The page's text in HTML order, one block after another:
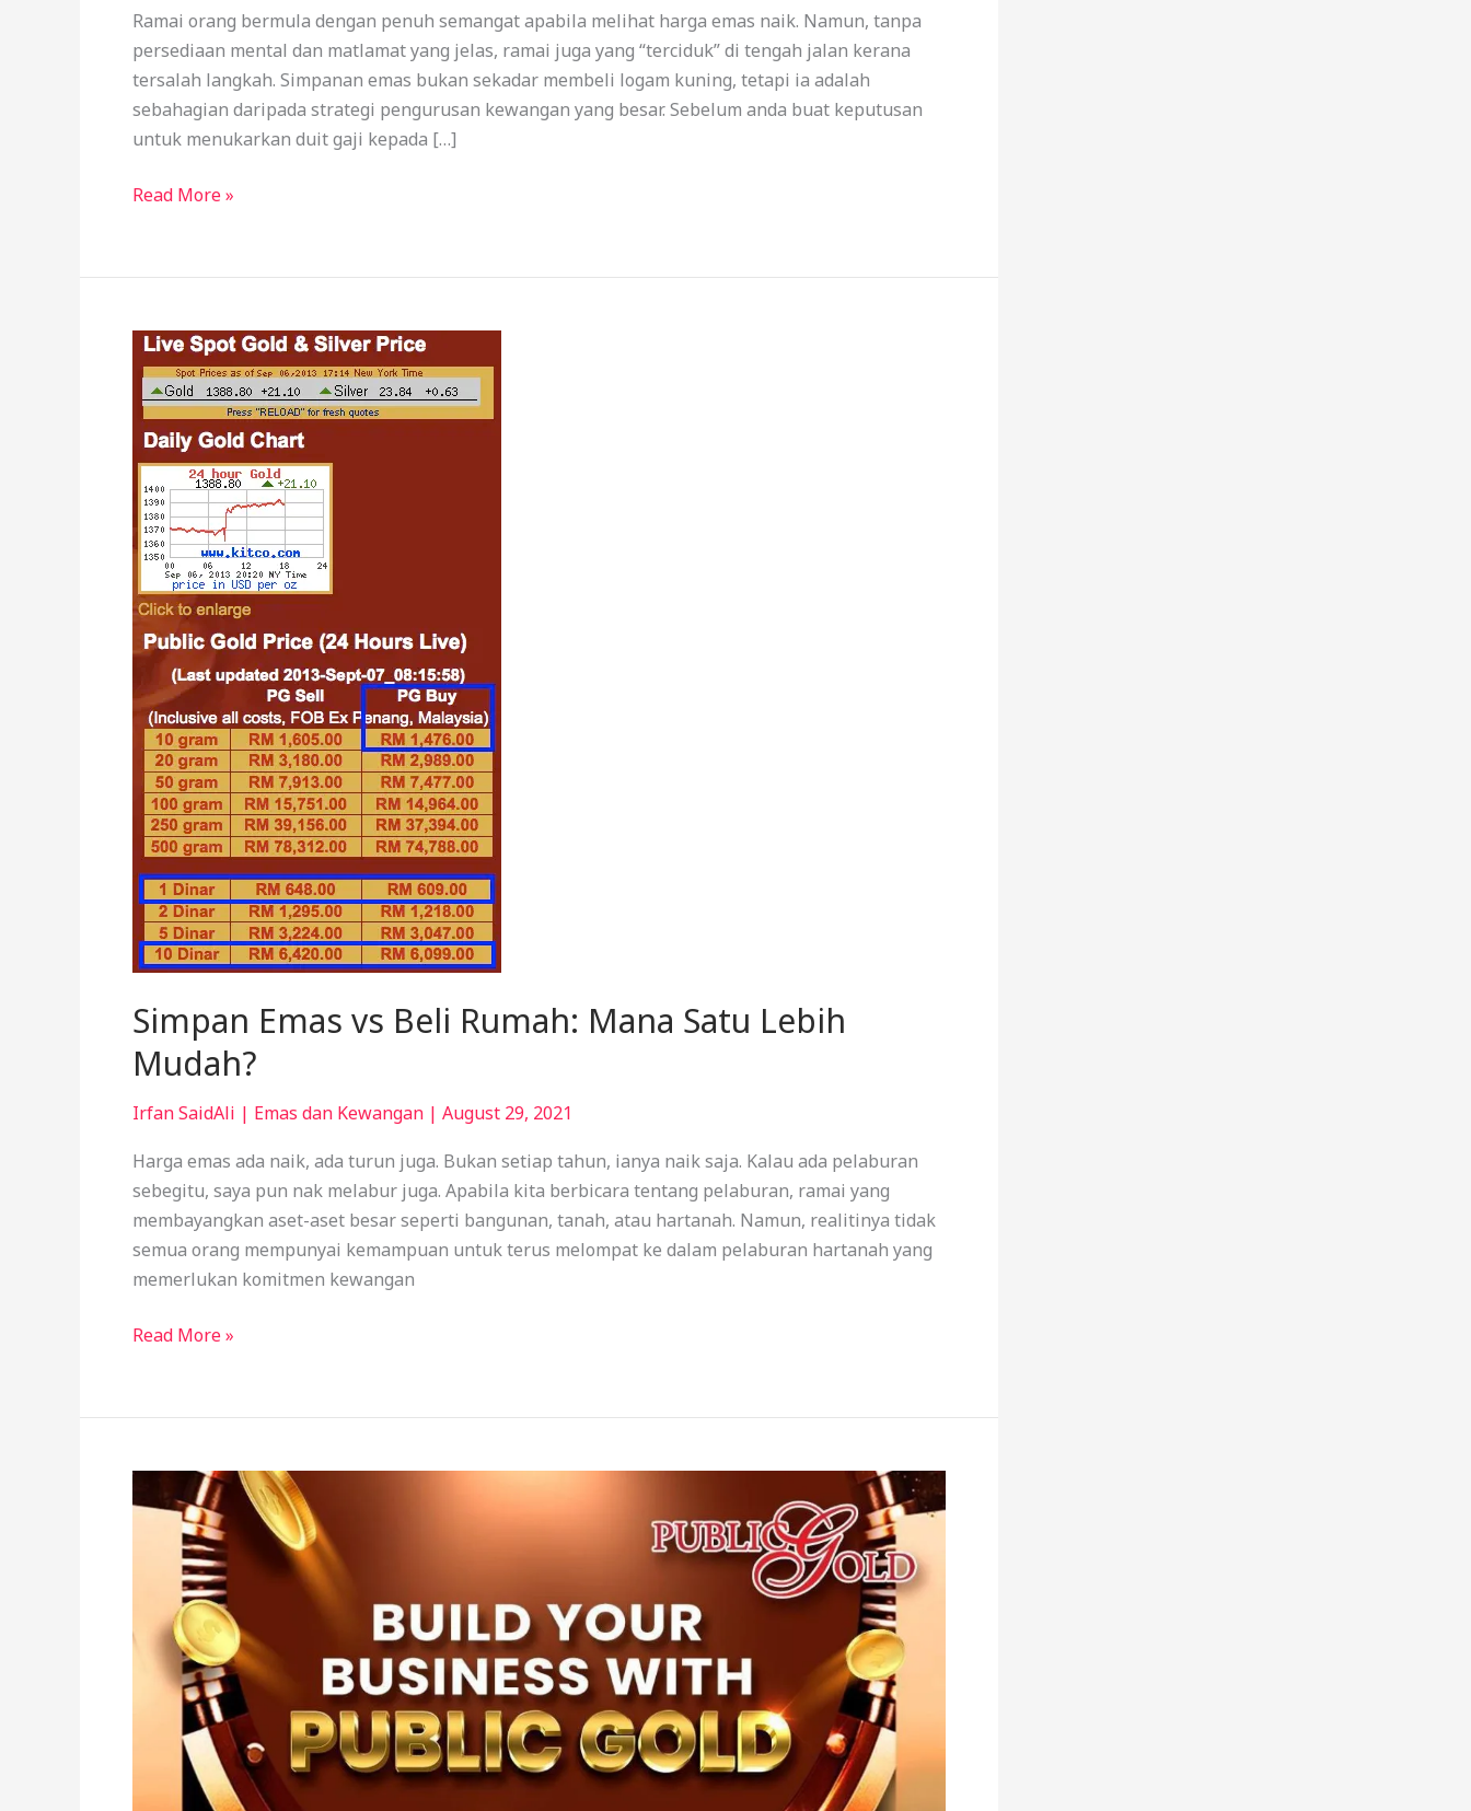
Ramai orang bermula dengan penuh semangat apabila melihat harga emas naik. Namun, tanpa
persediaan mental dan matlamat yang jelas, ramai juga yang “terciduk” di tengah jalan kerana
tersalah langkah. Simpanan emas bukan sekadar membeli logam kuning, tetapi ia adalah
sebahagian daripada strategi pengurusan kewangan yang besar. Sebelum anda buat keputusan
untuk menukarkan duit gaji kepada […]
Mula
Selagi
Belum
Tahu
Read More »
Simpan Emas vs Beli Rumah: Mana Satu Lebih
Mudah?
Irfan SaidAli | Emas dan Kewangan | August 29, 2021
Harga emas ada naik, ada turun juga. Bukan setiap tahun, ianya naik saja. Kalau ada pelaburan
sebegitu, saya pun nak melabur juga. Apabila kita berbicara tentang pelaburan, ramai yang
membayangkan aset-aset besar seperti bangunan, tanah, atau hartanah. Namun, realitinya tidak
semua orang mempunyai kemampuan untuk terus melompat ke dalam pelaburan hartanah yang
memerlukan komitmen kewangan
Simpan
Emas
vs
Beli
Rumah:
Mana
Satu
Lebih
Mudah?
Read More »
Menjadi
Dealer
Public
Peluang
Bisnes
Emas